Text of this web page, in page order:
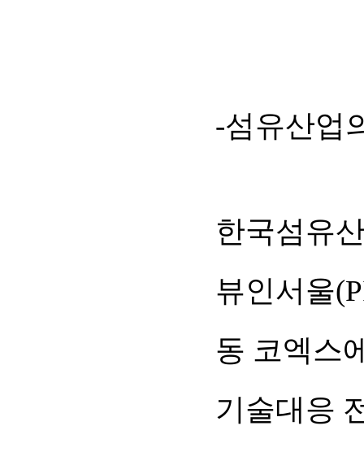
-섬유산업
한국섬유
뷰인서울
동 코엑스
기술대응